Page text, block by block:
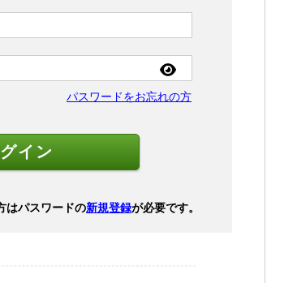
パスワードをお忘れの方
はパスワードの新規登録が必要です。